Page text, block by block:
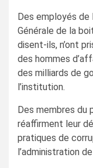
Des employés de
Générale de la
disent-ils, n’ont
des hommes
des milliards de
l’institution.
Des membres du
réaffirment leur
pratiques de
l’administration